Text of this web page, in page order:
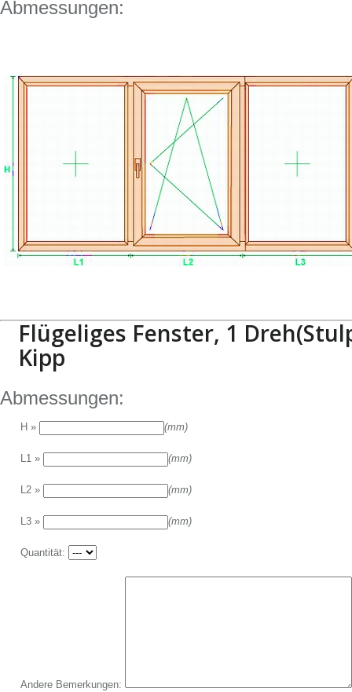
Abmessungen:
Flügeliges Fenster, 1
Kipp
Abmessungen:
H » (mm)
L1 » (mm)
L2 » (mm)
L3 » (mm)
Quantität:
Andere Bemerkungen: